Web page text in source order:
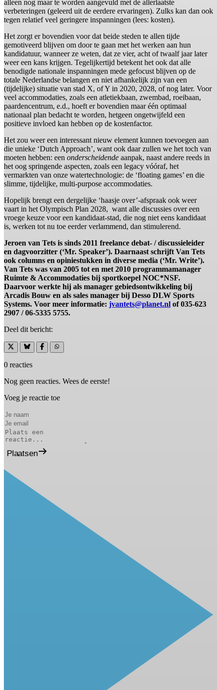
alleen nog maar te worden aangevuld met de allerlaatste
verbeteringen (geleerd uit de eerdere ervaringen). Zulks kan dan ook
tegen relatief veel geringere inspanningen (lees: kosten).
Het zorgt er bovendien voor dat beide steden te allen tijde
gemotiveerd blijven om door te gaan met het werken aan hun
kandidatuur, wanneer ze weten, dat ze vier, acht of twaalf jaar later
weer een kans krijgen. Tegelijkertijd betekent het ook dat alle
benodigde nationale inspanningen mede gefocust blijven op de
totale Nederlandse belangen en niet afhankelijk zijn van een
(tijdelijke) situatie van stad X, of Y in 2020, 2028, of nog later. Voor
veel accommodaties, zoals een atletiekbaan, zwembad, roeibaan,
paardencentrum, e.d., hoeft er bovendien maar één optimaal
nationaal plan bedacht te worden, hetgeen ongetwijfeld een
positieve invloed kan hebben op de kostenfactor.
Het zou weer een interessant nieuw element kunnen toevoegen aan
die unieke ‘Dutch Approach’, want ook daar zullen we het toch van
moeten hebben: een onderscheidende aanpak, naast andere reeds in
het oog springende aspecten, zoals een legacy vóóraf, het
vermarkten van onze watertechnologie: de ‘floating games’ en die
slimme, tijdelijke, multi-purpose accommodaties.
Hopelijk brengt een dergelijke ‘haasje over’-afspraak ook weer
vaart in het Olympisch Plan 2028, want alle discussies over een
vroege keuze voor een kandidaat-stad, die nog niet eens kandidaat
is, werken tot nu toe eerder verlammend, dan stimulerend.
Jeroen van Tets is sinds 2011 freelance debat- / discussieleider
en dagvoorzitter (‘Mr. Speaker’). Daarnaast schrijft Van Tets
ook columns en opiniestukken in diverse media (‘Mr. Write’).
Van Tets was van 2005 tot en met 2010 programmamanager
Ruimte & Accommodaties bij sportkoepel NOC*NSF.
Daarvoor werkte hij als manager gebiedsontwikkeling bij
Arcadis Bouw en als sales manager bij Desso DLW Sports
Systems. Voor meer informatie: jvantets@planet.nl of 035-623
2907 / 06-5335 5755.
Deel dit bericht:
0 reacties
Nog geen reacties. Wees de eerste!
Voeg je reactie toe
Plaatsen